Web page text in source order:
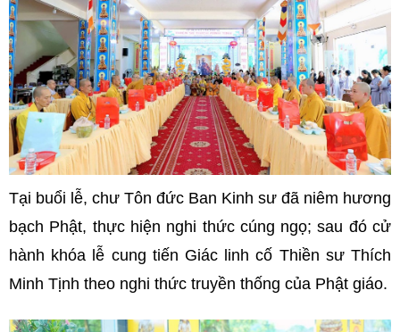
Tại buổi lễ, chư Tôn đức Ban Kinh sư đã niêm hương
bạch Phật, thực hiện nghi thức cúng ngọ; sau đó cử
hành khóa lễ cung tiến Giác linh cố Thiền sư Thích
Minh Tịnh theo nghi thức truyền thống của Phật giáo.